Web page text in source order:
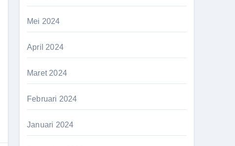
Mei 2024
April 2024
Maret 2024
Februari 2024
Januari 2024